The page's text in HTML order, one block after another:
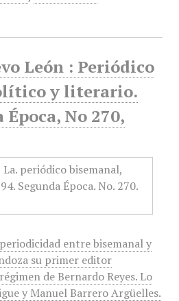
León : Periódico
y literario.
Época, No 270,
entre bisemanal y
su primer editor
de Bernardo Reyes. Lo
y Manuel Barrero Argüelles.